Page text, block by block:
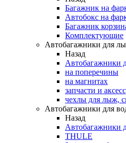
Багажник на
Автобокс на
Багажник
Комплектующие
Автобагажники для
Назад
Автобагажники
на поперечины
на магнитах
запчасти и
чехлы для лыж,
Автобагажники для
Назад
Автобагажники
THULE